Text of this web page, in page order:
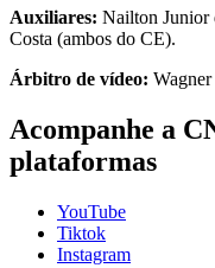
Auxiliares: Nailton Junior
Costa (ambos do CE).
Árbitro de vídeo:
Acompanhe a
plataformas
YouTube
Tiktok
Instagram